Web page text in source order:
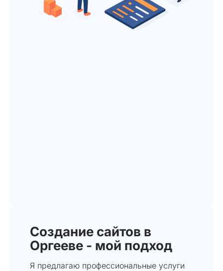
Создание сайтов в
Оргееве - мой подход
Я предлагаю профессиональные услуги